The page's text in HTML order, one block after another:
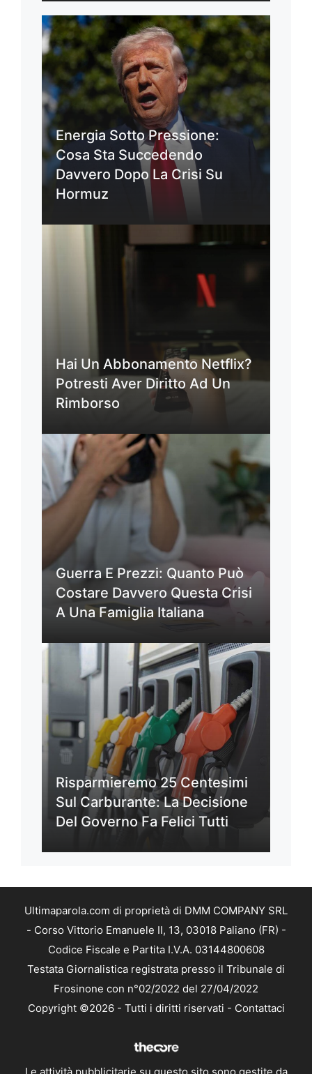
Energia Sotto Pressione:
Cosa Sta Succedendo
Davvero Dopo La Crisi Su
Hormuz
Hai Un Abbonamento Netflix?
Potresti Aver Diritto Ad Un
Rimborso
Guerra E Prezzi: Quanto Può
Costare Davvero Questa Crisi
A Una Famiglia Italiana
Risparmieremo 25 Centesimi
Sul Carburante: La Decisione
Del Governo Fa Felici Tutti
Ultimaparola.com di proprietà di DMM COMPANY SRL
- Corso Vittorio Emanuele II, 13, 03018 Paliano (FR) -
Codice Fiscale e Partita I.V.A. 03144800608
Testata Giornalistica registrata presso il Tribunale di
Frosinone con n°02/2022 del 27/04/2022
Copyright ©2026 - Tutti i diritti riservati - Contattaci
Le attività pubblicitarie su questo sito sono gestite da